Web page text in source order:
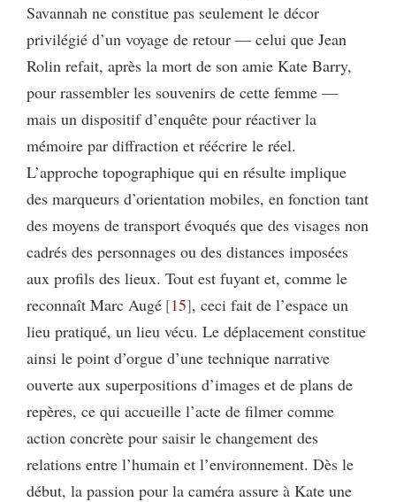
Savannah ne constitue pas seulement le décor
privilégié d’un voyage de retour — celui que Jean
Rolin refait, après la mort de son amie Kate Barry,
pour rassembler les souvenirs de cette femme —
mais un dispositif d’enquête pour réactiver la
mémoire par diffraction et réécrire le réel.
L’approche topographique qui en résulte implique
des marqueurs d’orientation mobiles, en fonction tant
des moyens de transport évoqués que des visages non
cadrés des personnages ou des distances imposées
aux profils des lieux. Tout est fuyant et, comme le
reconnaît Marc Augé 15 , ceci fait de l’espace un
lieu pratiqué, un lieu vécu. Le déplacement constitue
ainsi le point d’orgue d’une technique narrative
ouverte aux superpositions d’images et de plans de
repères, ce qui accueille l’acte de filmer comme
action concrète pour saisir le changement des
relations entre l’humain et l’environnement. Dès le
début, la passion pour la caméra assure à Kate une